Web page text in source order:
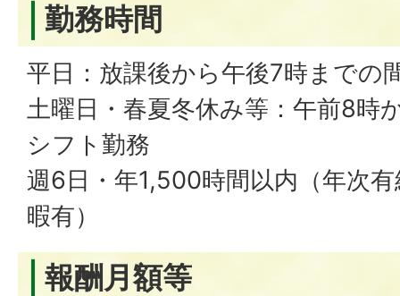
勤務時間
平日：放課後から午後7時までの
土曜日・春夏冬休み等：午前8時
シフト勤務
週6日・年1,500時間以内（年次
暇有）
報酬月額等